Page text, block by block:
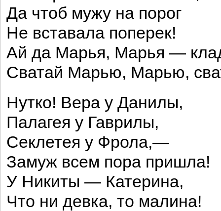
Да чтоб мужу на порог
Не вставала поперек!
Ай да Марья, Марья —
Сватай Марью, Марью,
Нутко! Вера у Данилы,
Палагея у Гаврилы,
Секлетея у Фрола,—
Замуж всем пора пришла!
У Никиты — Катерина,
Что ни девка, то малина!